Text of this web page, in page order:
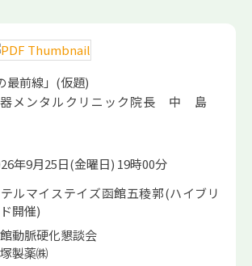
最前線」(仮題)
器メンタルクリニック院長 中 島
年9月25日(金曜日) 19時00分
ルマイステイズ函館五稜郭(ハイブリ
開催)
動脈硬化懇談会
製薬㈱